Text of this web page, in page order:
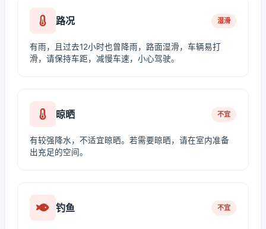
路况 湿滑
有雨，且过去12小时也曾降雨，路面湿滑，车辆易打
滑，请保持车距，减慢车速，小心驾驶。
晾晒 不宜
有较强降水，不适宜晾晒。若需要晾晒，请在室内准备
出充足的空间。
钓鱼 不宜